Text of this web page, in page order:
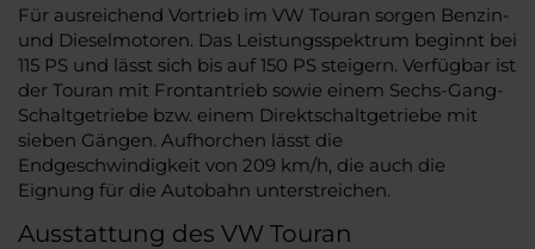
Für ausreichend Vortrieb im VW Touran sorgen Benzin-
und Dieselmotoren. Das Leistungsspektrum beginnt bei
115 PS und lässt sich bis auf 150 PS steigern. Verfügbar ist
der Touran mit Frontantrieb sowie einem Sechs-Gang-
Schaltgetriebe bzw. einem Direktschaltgetriebe mit
sieben Gängen. Aufhorchen lässt die
Endgeschwindigkeit von 209 km/h, die auch die
Eignung für die Autobahn unterstreichen.
Ausstattung des VW Touran